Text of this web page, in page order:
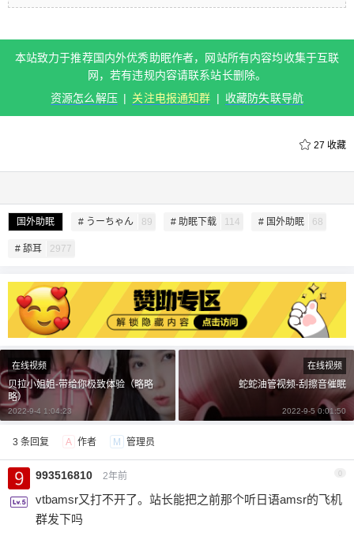
本站致力于推荐国内外优秀助眠作者，网站所有内容均收集于互联
网，若有违规内容请联系站长删除。
资源怎么解压 | 关注电报通知群 | 收藏防失联导航
27 收藏
国外助眠 # うーちゃん 89 # 助眠下载 114 # 国外助眠 68
# 舔耳 2977
给undefined打赏
2 元 5 元 10 元
20 元 自定义
付费内容
¥
在线视频
贝拉小姐姐-带给你极致体验（略略
略）
2022-9-4 1:04:23
在线视频
蛇蛇油管视频-刮擦音催眠
2022-9-5 0:01:50
3 条回复 A 作者 M 管理员
993516810 2年前 0
vtbamsr又打不开了。站长能把之前那个听日语amsr的飞机
群发下吗
您没有权限发布内容，请购买会员或者提升权